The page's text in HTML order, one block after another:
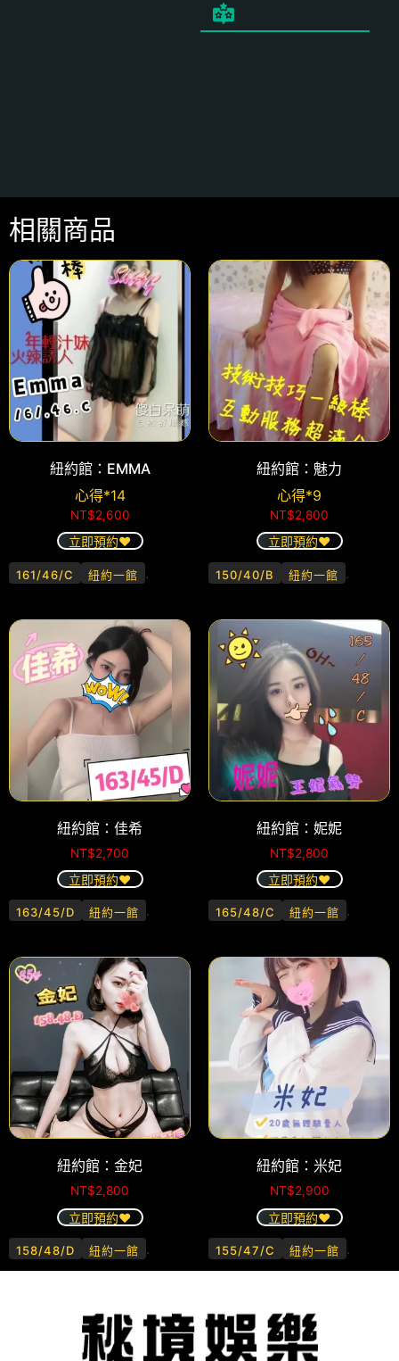
相關商品
紐約館：EMMA
心得*14
NT$2,600
立即預約❤️
161/46/C 紐約一館 .
紐約館：魅力
心得*9
NT$2,800
立即預約❤️
150/40/B 紐約一館 .
紐約館：佳希
NT$2,700
立即預約❤️
163/45/D 紐約一館 .
紐約館：妮妮
NT$2,800
立即預約❤️
165/48/C 紐約一館 .
紐約館：金妃
NT$2,800
立即預約❤️
158/48/D 紐約一館 .
紐約館：米妃
NT$2,900
立即預約❤️
155/47/C 紐約一館 .